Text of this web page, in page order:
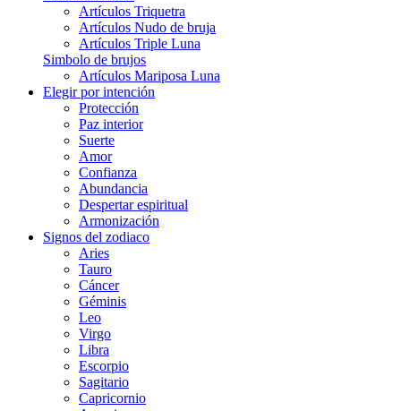
Artículos Triquetra
Artículos Nudo de bruja
Artículos Triple Luna
Simbolo de brujos
Artículos Mariposa Luna
Elegir por intención
Protección
Paz interior
Suerte
Amor
Confianza
Abundancia
Despertar espiritual
Armonización
Signos del zodiaco
Aries
Tauro
Cáncer
Géminis
Leo
Virgo
Libra
Escorpio
Sagitario
Capricornio